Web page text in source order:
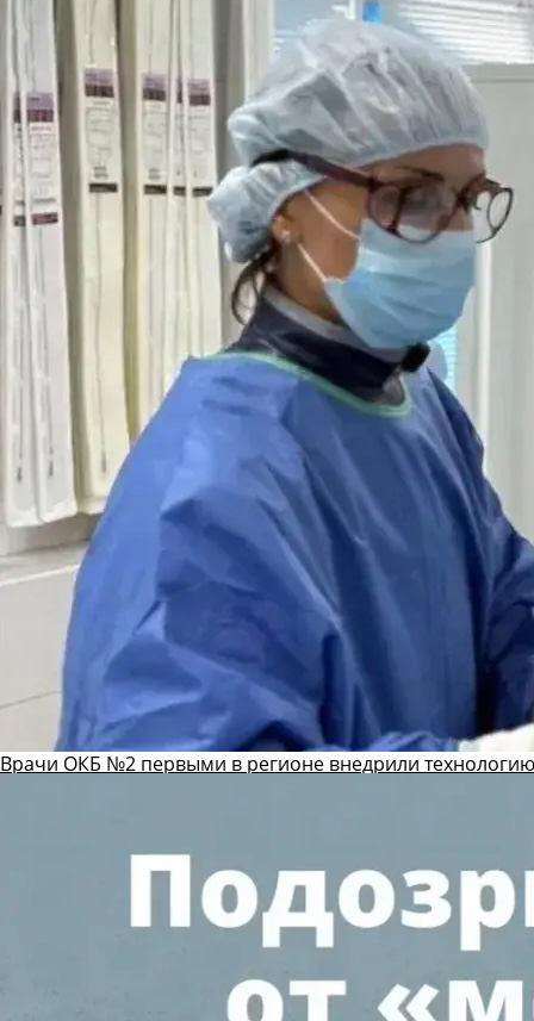
Врачи ОКБ №2 первыми в регионе внедрили